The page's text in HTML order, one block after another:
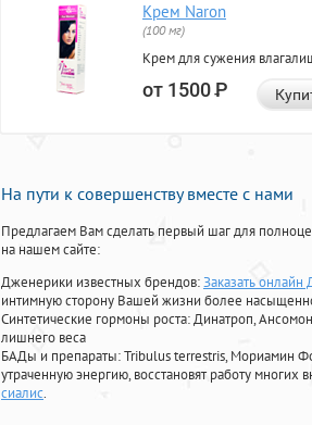
Крем Naron
(100 мг)
Крем для сужения
от 1500Р
На пути к совершенству вместе с нами
Предлагаем Вам сделать первый шаг для
на нашем сайте:
Дженерики известных брендов:Заказать онлайн
интимную сторону Вашей жизни более
Синтетические гормоны роста: Динатроп,
лишнего веса
БАДы и препараты:Tribulus terrestris, Мориамин
утраченную энергию, восстановят работу многих
сиалис.